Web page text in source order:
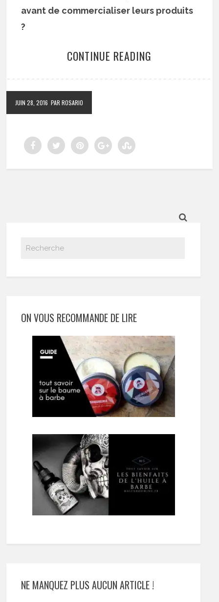
avant de commercialiser leurs produits
?
CONTINUE READING
JUIN 28, 2016 PAR ROSARIO
ON VOUS RECOMMANDE DE LIRE
NE MANQUEZ PLUS AUCUN ARTICLE !